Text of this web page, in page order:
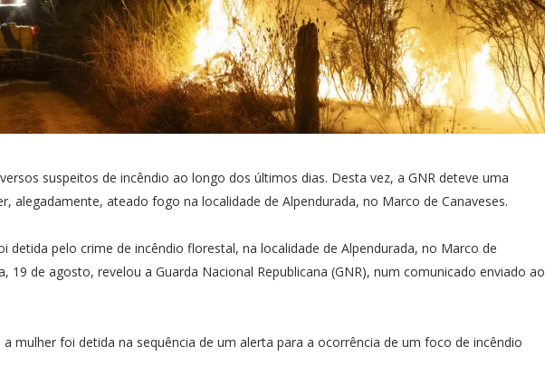
suspeitos de incêndio ao longo dos últimos dias. Desta vez, a GNR deteve uma
alegadamente, ateado fogo na localidade de Alpendurada, no Marco de Canaveses.
detida pelo crime de incêndio florestal, na localidade de Alpendurada, no Marco de
19 de agosto, revelou a Guarda Nacional Republicana (GNR), num comunicado enviado ao
mulher foi detida na sequência de um alerta para a ocorrência de um foco de incêndio